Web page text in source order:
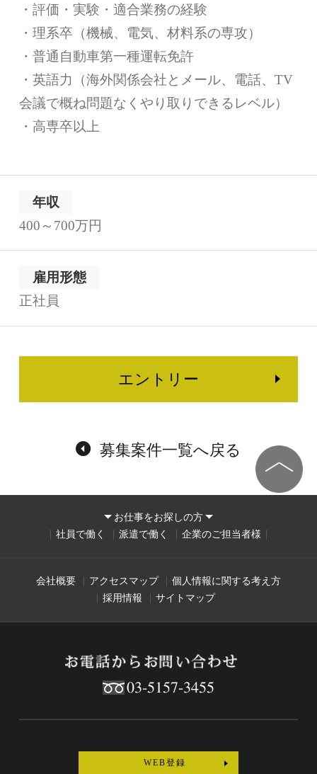
・評価・実験・適合業務の経験
・理系卒（機械、電気、材料系の専攻）
・普通自動車第一種運転免許
・英語力（海外関係会社とメール、電話、TV
会議で概ね問題なくやり取りできるレベル）
・高専卒以上
年収
400～700万円
雇用形態
正社員
エントリー
募集案件一覧へ戻る
お仕事をお探しの方
社員で働く
派遣で働く 企業のご担当者様
会社概要 アクセスマップ
個人情報に関する考え方
採用情報
サイトマップ
03-5157-3455
WEB登録